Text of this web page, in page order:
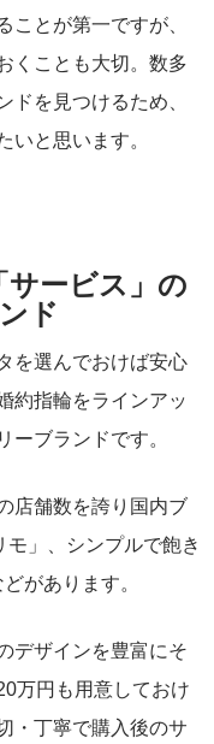
ことが第一ですが、
くことも大切。数多
ドを見つけるため、
いと思います。
サービス」の
ド
を選んでおけば安心
約指輪をラインアッ
ーブランドです。
店舗数を誇り国内ブ
モ」、シンプルで飽き
があります。
デザインを豊富にそ
万円も用意しておけ
・丁寧で購入後のサ